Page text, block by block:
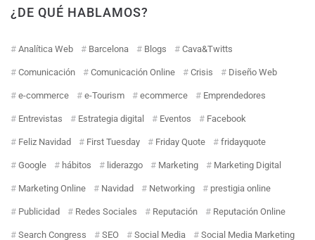
¿DE QUÉ HABLAMOS?
Analítica Web Barcelona Blogs Cava&Twitts
Comunicación Comunicación Online Crisis Diseño Web
e-commerce e-Tourism ecommerce Emprendedores
Entrevistas Estrategia digital Eventos Facebook
Feliz Navidad First Tuesday Friday Quote fridayquote
Google hábitos liderazgo Marketing Marketing Digital
Marketing Online Navidad Networking prestigia online
Publicidad Redes Sociales Reputación Reputación Online
Search Congress SEO Social Media Social Media Marketing